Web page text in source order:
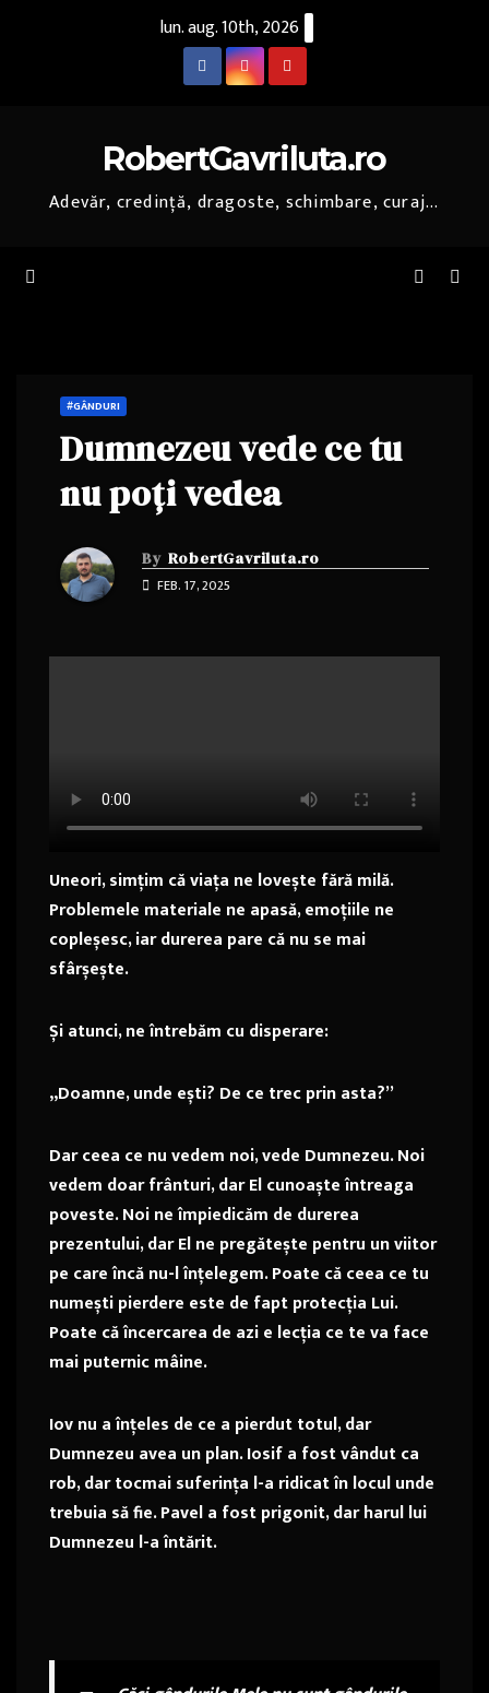
lun. aug. 10th, 2026
RobertGavriluta.ro
Adevăr, credință, dragoste, schimbare, curaj...
#GÂNDURI
Dumnezeu vede ce tu
nu poți vedea
By RobertGavriluta.ro
FEB. 17, 2025
Uneori, simțim că viața ne lovește fără milă.
Problemele materiale ne apasă, emoțiile ne
copleșesc, iar durerea pare că nu se mai
sfârșește.
Și atunci, ne întrebăm cu disperare:
„Doamne, unde ești? De ce trec prin asta?”
Dar ceea ce nu vedem noi, vede Dumnezeu. Noi
vedem doar frânturi, dar El cunoaște întreaga
poveste. Noi ne împiedicăm de durerea
prezentului, dar El ne pregătește pentru un viitor
pe care încă nu-l înțelegem. Poate că ceea ce tu
numești pierdere este de fapt protecția Lui.
Poate că încercarea de azi e lecția ce te va face
mai puternic mâine.
Iov nu a înțeles de ce a pierdut totul, dar
Dumnezeu avea un plan. Iosif a fost vândut ca
rob, dar tocmai suferința l-a ridicat în locul unde
trebuia să fie. Pavel a fost prigonit, dar harul lui
Dumnezeu l-a întărit.